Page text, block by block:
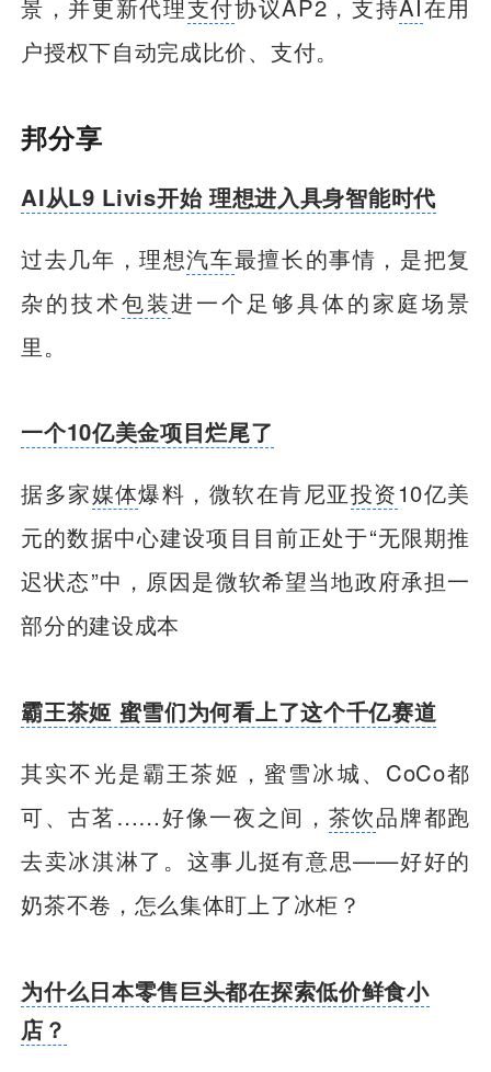
景，并更新代理支付协议AP2，支持AI在用
户授权下自动完成比价、支付。
邦分享
AI从L9 Livis开始 理想进入具身智能时代
过去几年，理想汽车最擅长的事情，是把复
杂的技术包装进一个足够具体的家庭场景
里。
一个10亿美金项目烂尾了
据多家媒体爆料，微软在肯尼亚投资10亿美
元的数据中心建设项目目前正处于“无限期推
迟状态”中，原因是微软希望当地政府承担一
部分的建设成本
霸王茶姬 蜜雪们为何看上了这个千亿赛道
其实不光是霸王茶姬，蜜雪冰城、CoCo都
可、古茗……好像一夜之间， 茶饮品牌都跑
去卖冰淇淋了。这事儿挺有意思——好好的
奶茶不卷，怎么集体盯上了冰柜？
为什么日本零售巨头都在探索低价鲜食小
店？